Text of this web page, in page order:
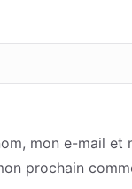
mon e-mail et
prochain